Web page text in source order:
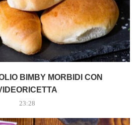
BIMBY MORBIDI CON
23:28